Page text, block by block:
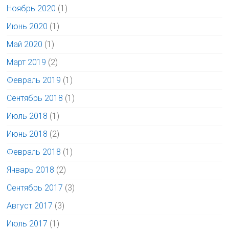
Ноябрь 2020 (1)
Июнь 2020 (1)
Май 2020 (1)
Март 2019 (2)
Февраль 2019 (1)
Сентябрь 2018 (1)
Июль 2018 (1)
Июнь 2018 (2)
Февраль 2018 (1)
Январь 2018 (2)
Сентябрь 2017 (3)
Август 2017 (3)
Июль 2017 (1)